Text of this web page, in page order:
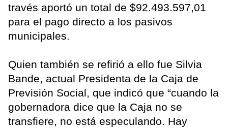
través aportó un total de $92.493.597,01
para el pago directo a los pasivos
municipales.
Quien también se refirió a ello fue Silvia
Bande, actual Presidenta de la Caja de
Previsión Social, que indicó que “cuando la
gobernadora dice que la Caja no se
transfiere, no está especulando. Hay